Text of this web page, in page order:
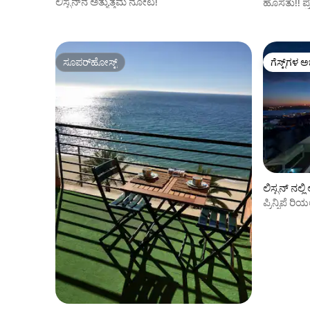
ಸೂಪರ್‌ಹೋಸ್ಟ್
ಸೂಪರ್‌ಹೋಸ್ಟ್ ಗೆಸ್ಟ್‌ಗಳ
ಗೆಸ್ಟ್‌ಗಳ
ಲಿಸ್ಬನ್
ಪ್ರಿನ್ಸಿಪೆ